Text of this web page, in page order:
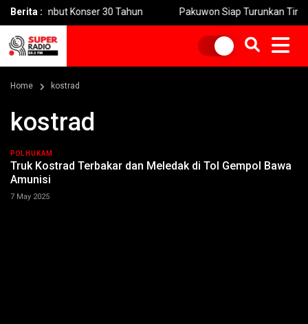
Berita :
Sambut Konser 30 Tahun Pakuwon Siap Turunkan Tinggi
Home kostrad
kostrad
POLHUKAM
Truk Kostrad Terbakar dan Meledak di Tol Gempol Bawa
Amunisi
7 May 2025